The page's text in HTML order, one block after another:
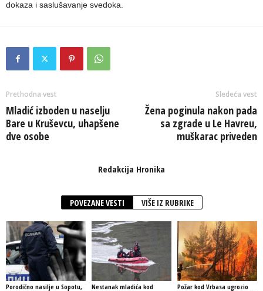
dokaza i saslušavanje svedoka.
Prethodna vest
Mladić izboden u naselju
Bare u Kruševcu, uhapšene
dve osobe
Sledeća vest
Žena poginula nakon pada
sa zgrade u Le Havreu,
muškarac priveden
Redakcija Hronika
POVEZANE VESTI VIŠE IZ RUBRIKE
Porodično nasilje u Sopotu,
Nestanak mladića kod
Požar kod Vrbasa ugrozio